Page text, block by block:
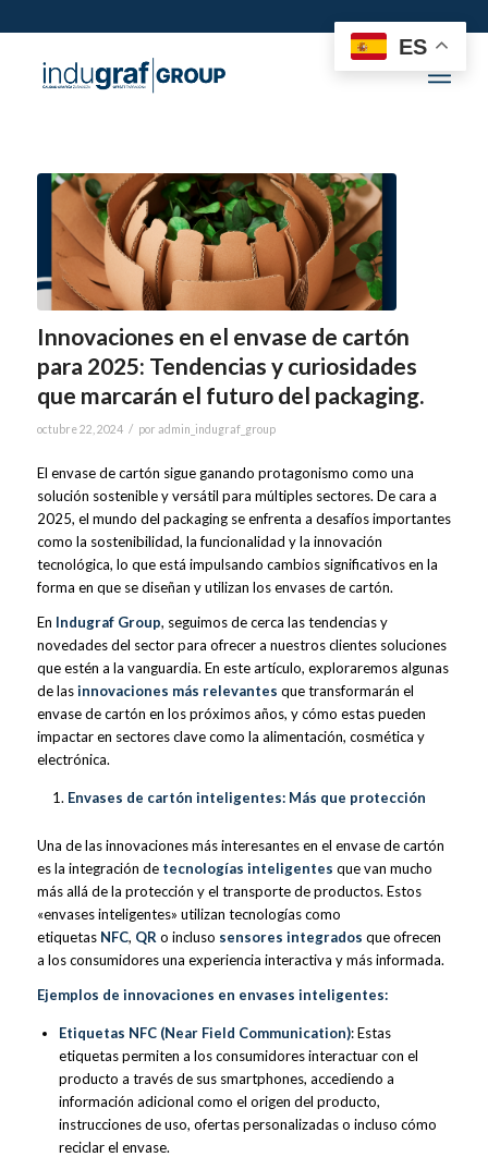
Innovaciones en el envase de cartón
para 2025: Tendencias y curiosidades
que marcarán el futuro del packaging.
octubre 22, 2024 / por admin_indugraf_group
El envase de cartón sigue ganando protagonismo como una
solución sostenible y versátil para múltiples sectores. De cara a
2025, el mundo del packaging se enfrenta a desafíos importantes
como la sostenibilidad, la funcionalidad y la innovación
tecnológica, lo que está impulsando cambios significativos en la
forma en que se diseñan y utilizan los envases de cartón.
En Indugraf Group, seguimos de cerca las tendencias y
novedades del sector para ofrecer a nuestros clientes soluciones
que estén a la vanguardia. En este artículo, exploraremos algunas
de lasinnovaciones más relevantes que transformarán el
envase de cartón en los próximos años, y cómo estas pueden
impactar en sectores clave como la alimentación, cosmética y
electrónica.
Envases de cartón inteligentes: Más que protección
Una de las innovaciones más interesantes en el envase de cartón
es la integración de tecnologías inteligentes que van mucho
más allá de la protección y el transporte de productos. Estos
«envases inteligentes» utilizan tecnologías como
etiquetas NFC, QR o incluso sensores integrados que ofrecen
a los consumidores una experiencia interactiva y más informada.
Ejemplos de innovaciones en envases inteligentes:
Etiquetas NFC (Near Field Communication): Estas
etiquetas permiten a los consumidores interactuar con el
producto a través de sus smartphones, accediendo a
información adicional como el origen del producto,
instrucciones de uso, ofertas personalizadas o incluso cómo
reciclar el envase.
ES